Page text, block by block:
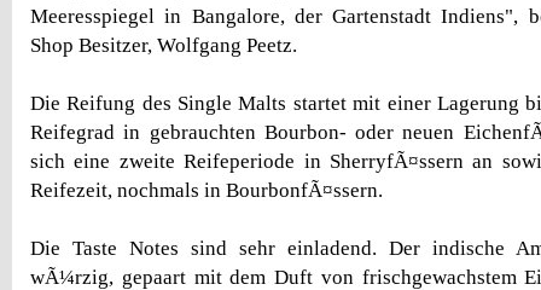
Meeresspiegel in Bangalore, der Gartenstadt Indiens",
Shop Besitzer, Wolfgang Peetz.
Die Reifung des Single Malts startet mit einer Lagerung
Reifegrad in gebrauchten Bourbon- oder neuen
sich eine zweite Reifeperiode in SherryfÃ¤ssern an
Reifezeit, nochmals in BourbonfÃ¤ssern.
Die Taste Notes sind sehr einladend. Der indische
wÃ¼rzig, gepaart mit dem Duft von frischgewachstem